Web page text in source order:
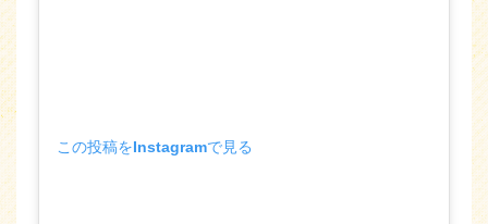
この投稿をInstagramで見る